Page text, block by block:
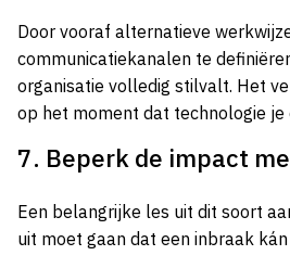
Door vooraf alternatieve
communicatiekanalen te
organisatie volledig stilvalt. Het
op het moment dat technologie je
7. Beperk de impact
Een belangrijke les uit dit soort
uit moet gaan dat een inbraak